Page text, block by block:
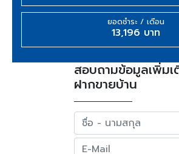
ยอดชำระ / เดือน
13,196 บาท
สอบถามข้อมูลเพิ่ม
ฝากขายบ้าน